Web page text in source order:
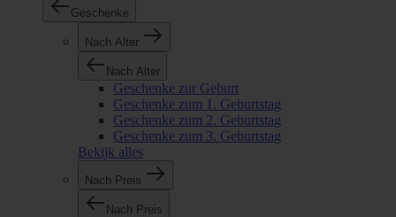
Geschenke
Nach Alter
Nach Alter
Geschenke zur Geburt
Geschenke zum 1. Geburtstag
Geschenke zum 2. Geburtstag
Geschenke zum 3. Geburtstag
Bekijk alles
Nach Preis
Nach Preis